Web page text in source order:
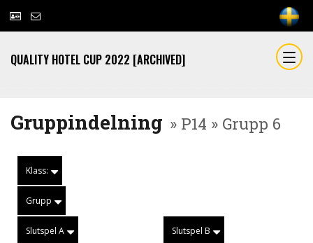
QUALITY HOTEL CUP 2022 [ARCHIVED]
Gruppindelning » P14 » Grupp 6
Klass:
Grupp
Slutspel A Slutspel B